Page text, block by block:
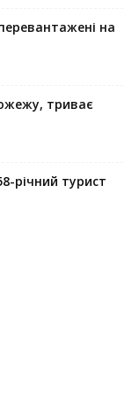
на
триває
річний турист